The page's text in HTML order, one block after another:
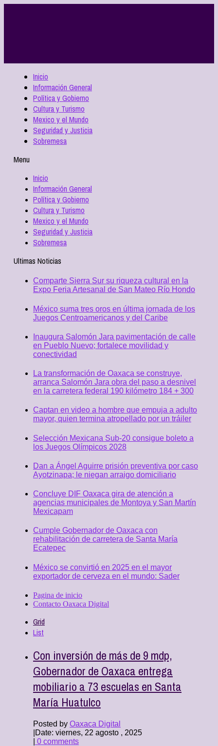
Inicio
Información General
Política y Gobierno
Cultura y Turismo
Mexico y el Mundo
Seguridad y Justicia
Sobremesa
Menu
Inicio
Información General
Política y Gobierno
Cultura y Turismo
Mexico y el Mundo
Seguridad y Justicia
Sobremesa
Ultimas Noticias
Comparte Sierra Sur su riqueza cultural en la
Expo Feria Artesanal de San Mateo Río Hondo
México suma tres oros en última jornada de los
Juegos Centroamericanos y del Caribe
Inaugura Salomón Jara pavimentación de calle
en Pueblo Nuevo; fortalece movilidad y
conectividad
La transformación de Oaxaca se construye,
arranca Salomón Jara obra del paso a desnivel
en la carretera federal 190 kilómetro 184 + 300
Captan en video a hombre que empuja a adulto
mayor, quien termina atropellado por un tráiler
Selección Mexicana Sub-20 consigue boleto a
los Juegos Olímpicos 2028
Dan a Ángel Aguirre prisión preventiva por caso
Ayotzinapa; le niegan arraigo domiciliario
Concluye DIF Oaxaca gira de atención a
agencias municipales de Montoya y San Martín
Mexicapam
Cumple Gobernador de Oaxaca con
rehabilitación de carretera de Santa María
Ecatepec
México se convirtió en 2025 en el mayor
exportador de cerveza en el mundo: Sader
Pagina de inicio
Contacto Oaxaca Digital
Grid
List
Con inversión de más de 9 mdp,
Gobernador de Oaxaca entrega
mobiliario a 73 escuelas en Santa
María Huatulco
Posted by Oaxaca Digital
Date: viernes, 22 agosto , 2025
0 comments